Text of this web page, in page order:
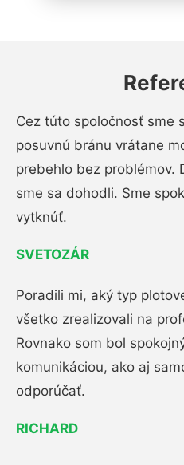
Cez túto spoločnosť sme
posuvnú bránu vrátane
prebehlo bez problémov.
sme sa dohodli. Sme
vytknúť.
SVETOZÁR
Poradili mi, aký typ
všetko zrealizovali na
Rovnako som bol
komunikáciou, ako aj
odporúčať.
RICHARD